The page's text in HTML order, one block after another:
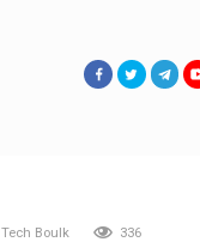
Tech Boulk 336